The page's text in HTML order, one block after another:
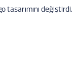
tasarımını değiştirdi.